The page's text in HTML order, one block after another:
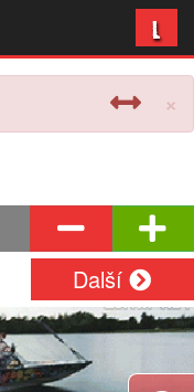
L
×
Další